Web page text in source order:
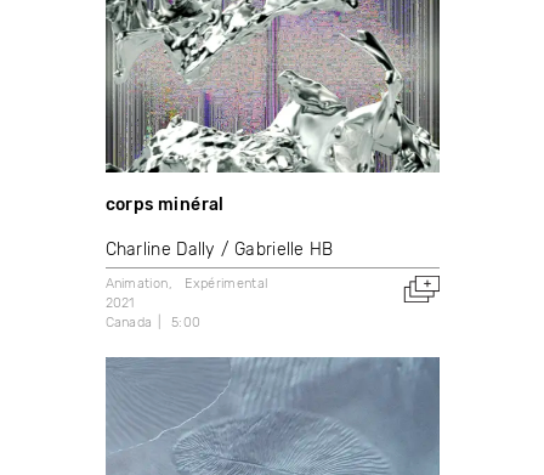
corps minéral
Charline Dally Gabrielle HB
Animation
Expérimental
2021
Canada
5:00